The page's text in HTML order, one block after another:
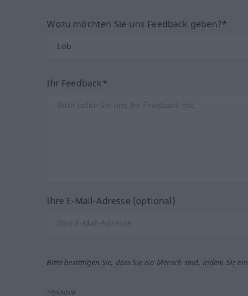
Wozu möchten Sie uns Feedback geben?*
Ihr Feedback*
Ihre E-Mail-Adresse (optional)
Bitte bestätigen Sie, dass Sie ein Mensch sind, indem Sie
*Pflichtfeld